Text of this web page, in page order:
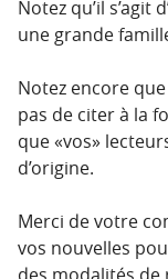
Notez qu’il s’agit
une grande
Notez encore
pas de citer à la
que «vos»
d’origine.
Merci de votre
vos nouvelles